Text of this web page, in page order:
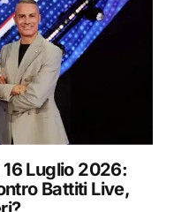
Luglio 2026:
Battiti Live,